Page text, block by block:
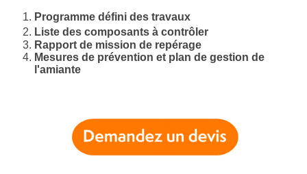
Programme défini des travaux
Liste des composants à contrôler
Rapport de mission de repérage
Mesures de prévention et plan de gestion de
l'amiante